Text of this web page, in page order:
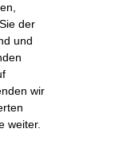
der
und
wir
weiter.